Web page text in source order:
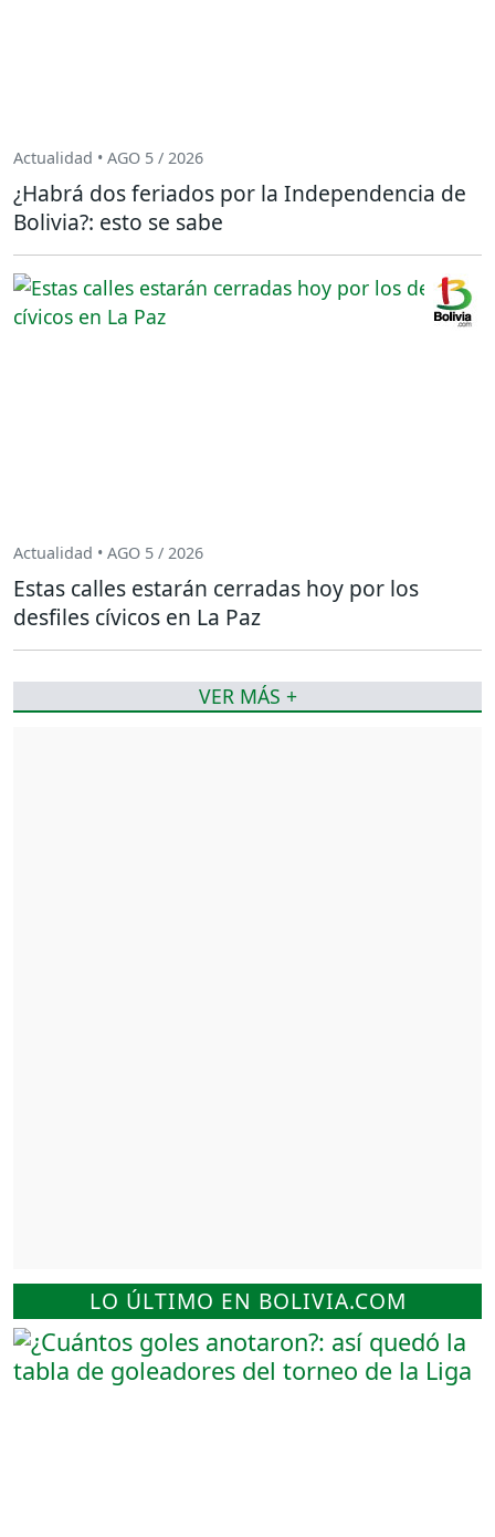
LO ÚLTIMO EN BOLIVIA.COM
Actualidad • AGO 5 / 2026
¿Habrá dos feriados por la Independencia de
Bolivia?: esto se sabe
Actualidad • AGO 5 / 2026
Estas calles estarán cerradas hoy por los
desfiles cívicos en La Paz
VER MÁS +